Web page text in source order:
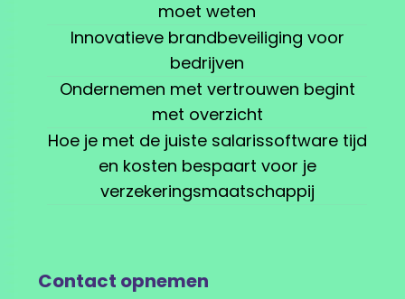
Innovatieve brandbeveiliging voor
bedrijven
Ondernemen met vertrouwen begint
met overzicht
Hoe je met de juiste salarissoftware tijd
en kosten bespaart voor je
verzekeringsmaatschappij